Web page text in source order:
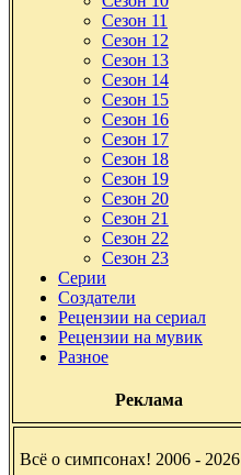
Сезон 11
Сезон 12
Сезон 13
Сезон 14
Сезон 15
Сезон 16
Сезон 17
Сезон 18
Сезон 19
Сезон 20
Сезон 21
Сезон 22
Сезон 23
Серии
Создатели
Рецензии на сериал
Рецензии на мувик
Разное
Реклама
Всё о симпсонах! 2006 - 2026